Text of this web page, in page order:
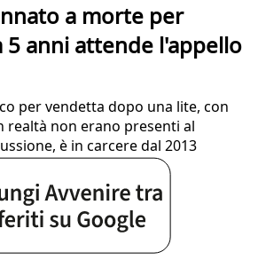
a morte per
5 anni attende l'appello
per vendetta dopo una lite, con
realtà non erano presenti al
è in carcere dal 2013